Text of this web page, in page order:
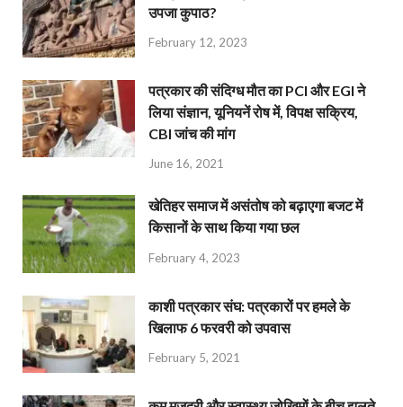
उपजा कुपाठ?
February 12, 2023
पत्रकार की संदिग्ध मौत का PCI और EGI ने
लिया संज्ञान, यूनियनें रोष में, विपक्ष सक्रिय,
CBI जांच की मांग
June 16, 2021
खेतिहर समाज में असंतोष को बढ़ाएगा बजट में
किसानों के साथ किया गया छल
February 4, 2023
काशी पत्रकार संघ: पत्रकारों पर हमले के
खिलाफ 6 फरवरी को उपवास
February 5, 2021